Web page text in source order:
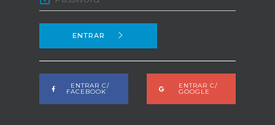
ENTRAR
ENTRAR C/
FACEBOOK
ENTRAR C/
GOOGLE